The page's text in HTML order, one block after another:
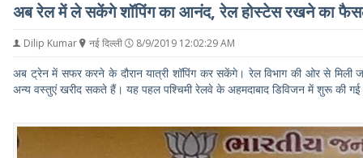
अब रेल में ले सकेंगे शॉपिंग का आनंद, रेल होस्‍टेस रखने का
Dilip Kumar नई दिल्ली 8/9/2019 12:02:29 AM
अब ट्रेन में सफर करने के दौरान यात्री शॉपिंग कर सकेंगे। रेल विभाग की ओर से मिली
अन्य वस्तुएं खरीद सकते हैं। यह पहल पश्चिमी रेलवे के अहमदाबाद डिविजन में शुरू की